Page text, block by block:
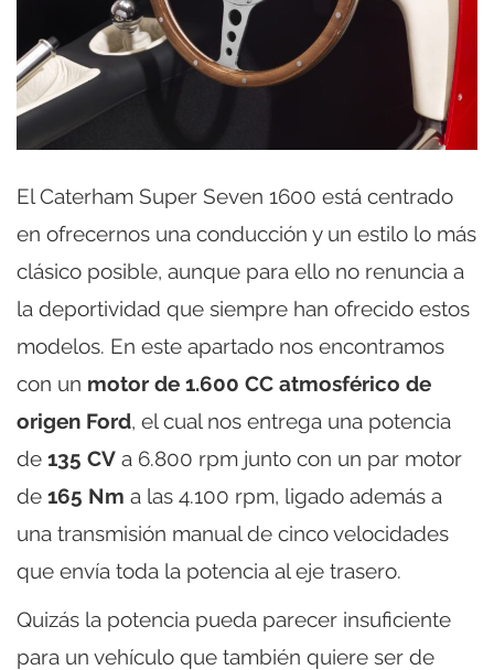
El Caterham Super Seven 1600 está centrado
en ofrecernos una conducción y un estilo lo más
clásico posible, aunque para ello no renuncia a
la deportividad que siempre han ofrecido estos
modelos. En este apartado nos encontramos
con un motor de 1.600 CC atmosférico de
origen Ford, el cual nos entrega una potencia
de 135 CV a 6.800 rpm junto con un par motor
de 165 Nm a las 4.100 rpm, ligado además a
una transmisión manual de cinco velocidades
que envía toda la potencia al eje trasero.
Quizás la potencia pueda parecer insuficiente
para un vehículo que también quiere ser de